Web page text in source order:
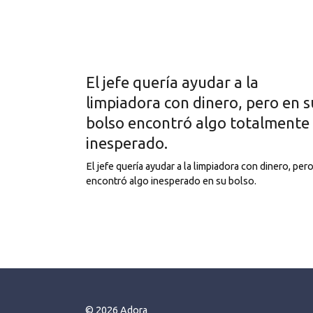
El jefe quería ayudar a la
limpiadora con dinero, pero en
bolso encontró algo totalmente
inesperado.
El jefe quería ayudar a la limpiadora con dinero, pero
encontró algo inesperado en su bolso.
© 2026 Adora